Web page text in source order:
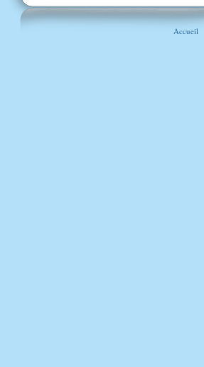
Accueil